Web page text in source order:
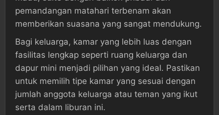
pemandangan matahari terbenam akan
memberikan suasana yang sangat mendukung.
Bagi keluarga, kamar yang lebih luas dengan
fasilitas lengkap seperti ruang keluarga dan
dapur mini menjadi pilihan yang ideal. Pastikan
untuk memilih tipe kamar yang sesuai dengan
jumlah anggota keluarga atau teman yang ikut
serta dalam liburan ini.